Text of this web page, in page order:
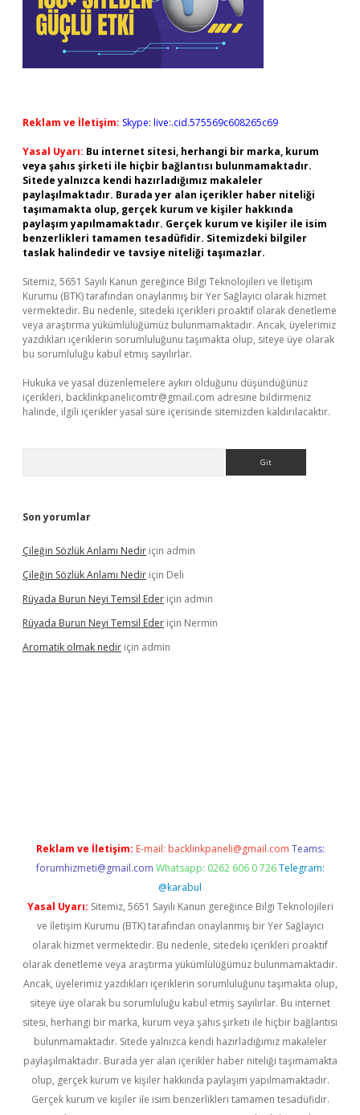
Reklam ve İletişim: Skype: live:.cid.575569c608265c69
Yasal Uyarı: Bu internet sitesi, herhangi bir marka, kurum
veya şahıs şirketi ile hiçbir bağlantısı bulunmamaktadır.
Sitede yalnızca kendi hazırladığımız makaleler
paylaşılmaktadır. Burada yer alan içerikler haber niteliği
taşımamakta olup, gerçek kurum ve kişiler hakkında
paylaşım yapılmamaktadır. Gerçek kurum ve kişiler ile isim
benzerlikleri tamamen tesadüfidir. Sitemizdeki bilgiler
taslak halindedir ve tavsiye niteliği taşımazlar.
Sitemiz, 5651 Sayılı Kanun gereğince Bilgi Teknolojileri ve İletişim
Kurumu (BTK) tarafından onaylanmış bir Yer Sağlayıcı olarak hizmet
vermektedir. Bu nedenle, sitedeki içerikleri proaktif olarak denetleme
veya araştırma yükümlülüğümüz bulunmamaktadır. Ancak, üyelerimiz
yazdıkları içeriklerin sorumluluğunu taşımakta olup, siteye üye olarak
bu sorumluluğu kabul etmiş sayılırlar.
Hukuka ve yasal düzenlemelere aykırı olduğunu düşündüğünüz
içerikleri, backlinkpanelicomtr@gmail.com adresine bildirmeniz
halinde, ilgili içerikler yasal süre içerisinde sitemizden kaldırılacaktır.
Son yorumlar
Çileğin Sözlük Anlamı Nedir için admin
Çileğin Sözlük Anlamı Nedir için Deli
Rüyada Burun Neyi Temsil Eder için admin
Rüyada Burun Neyi Temsil Eder için Nermin
Aromatik olmak nedir için admin
Reklam ve İletişim: E-mail: backlinkpaneli@gmail.com Teams:
forumhizmeti@gmail.com Whatsapp: 0262 606 0 726 Telegram:
@karabul
Yasal Uyarı: Sitemiz, 5651 Sayılı Kanun gereğince Bilgi Teknolojileri
ve İletişim Kurumu (BTK) tarafından onaylanmış bir Yer Sağlayıcı
olarak hizmet vermektedir. Bu nedenle, sitedeki içerikleri proaktif
olarak denetleme veya araştırma yükümlülüğümüz bulunmamaktadır.
Ancak, üyelerimiz yazdıkları içeriklerin sorumluluğunu taşımakta olup,
siteye üye olarak bu sorumluluğu kabul etmiş sayılırlar. Bu internet
sitesi, herhangi bir marka, kurum veya şahıs şirketi ile hiçbir bağlantısı
bulunmamaktadır. Sitede yalnızca kendi hazırladığımız makaleler
paylaşılmaktadır. Burada yer alan içerikler haber niteliği taşımamakta
olup, gerçek kurum ve kişiler hakkında paylaşım yapılmamaktadır.
Gerçek kurum ve kişiler ile isim benzerlikleri tamamen tesadüfidir.